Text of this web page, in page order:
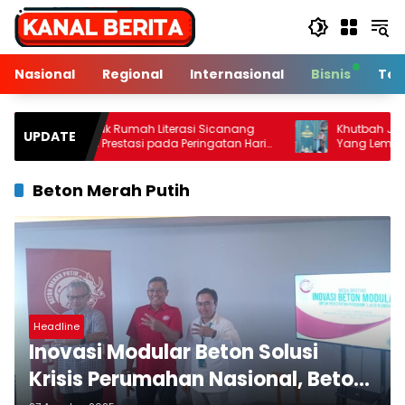
Langsung
konten
Nasional
Regional Internasional Bisnis
UPDATE
anak Rumah Literasi Sicanang
Prestasi pada Peringatan Hari
Nasional di Kecamatan Medan
Khutbah Jumat: Kenali
Yang Lemah
Beton Merah Putih
Headline
Inovasi Modular Beton Solusi
Krisis Perumahan Nasional, Beton